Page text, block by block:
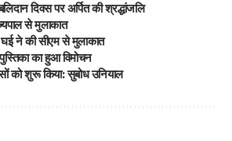
दिवस पर अर्पित की श्रद्धांजलि
से मुलाकात
ने की सीएम से मुलाकात
का हुआ विमोचन
को शुरू किया: सुबोध उनियाल